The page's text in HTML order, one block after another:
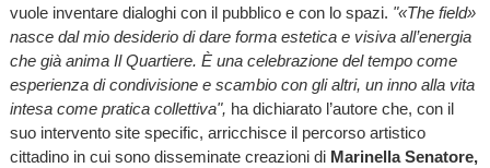
vuole inventare dialoghi con il pubblico e con lo spazi. "«The field»
nasce dal mio desiderio di dare forma estetica e visiva all’energia
che già anima Il Quartiere. È una celebrazione del tempo come
esperienza di condivisione e scambio con gli altri, un inno alla vita
intesa come pratica collettiva", ha dichiarato l’autore che, con il
suo intervento site specific, arricchisce il percorso artistico
cittadino in cui sono disseminate creazioni di Marinella Senatore,